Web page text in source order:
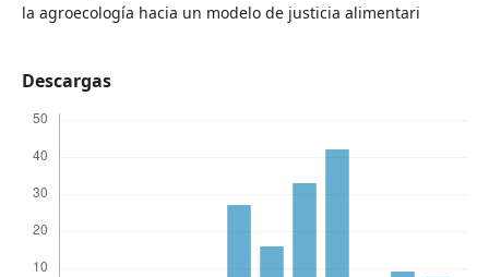
la agroecología hacia un modelo de justicia alimentari
Descargas